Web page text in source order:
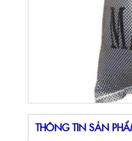
THÔNG TIN SẢN